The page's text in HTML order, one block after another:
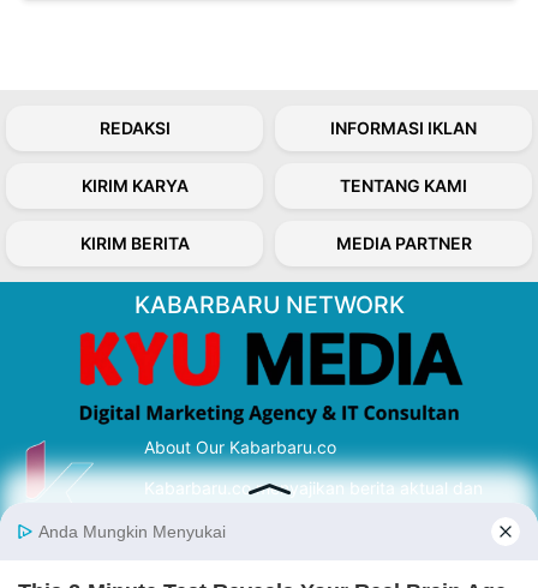
REDAKSI INFORMASI IKLAN
KIRIM KARYA TENTANG KAMI
KIRIM BERITA MEDIA PARTNER
KABARBARU NETWORK
About Our Kabarbaru.co
Kabarbaru.co menyajikan berita aktual dan
serta terverifikasi dari sumber yang tepat.